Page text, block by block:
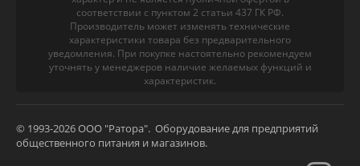
соответствии с пунктом 2 статьи 437 ГК РФ.
Производитель может изменять технические
характеристики товара без предварительного
уведомления. При покупке настоятельно рекомендуем
уточнять у менеджеров наличие желаемых функций и
характеристик.
© 1993-2026 ООО "Ратора". Оборудование для предприятий
общественного питания и магазинов.